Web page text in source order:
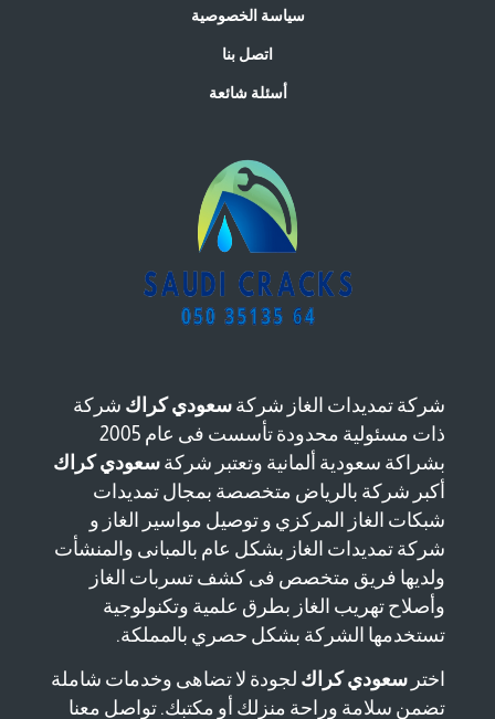
سياسة الخصوصية
اتصل بنا
أسئلة شائعة
شركة تمديدات الغاز شركة سعودي كراك شركة
ذات مسئولية محدودة تأسست فى عام 2005
بشراكة سعودية ألمانية وتعتبر شركة سعودي كراك
أكبر شركة بالرياض متخصصة بمجال تمديدات
شبكات الغاز المركزي و توصيل مواسير الغاز و
شركة تمديدات الغاز بشكل عام بالمبانى والمنشأت
ولديها فريق متخصص فى كشف تسربات الغاز
وأصلاح تهريب الغاز بطرق علمية وتكنولوجية
تستخدمها الشركة بشكل حصري بالمملكة.
اختر سعودي كراك لجودة لا تضاهى وخدمات شاملة
تضمن سلامة وراحة منزلك أو مكتبك. تواصل معنا